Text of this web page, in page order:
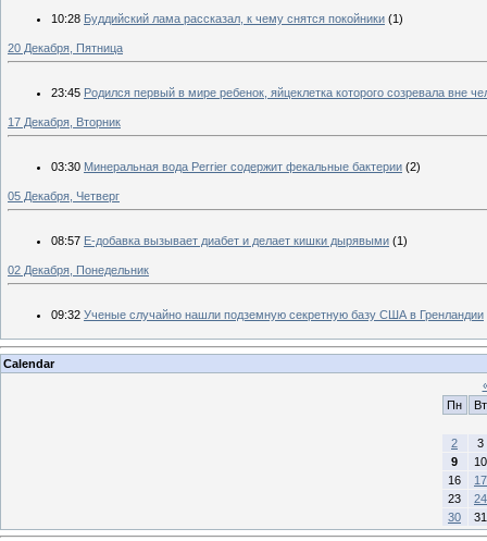
10:28 Буддийский лама рассказал, к чему снятся покойники (1)
20 Декабря, Пятница
23:45 Родился первый в мире ребенок, яйцеклетка которого созревала вне
17 Декабря, Вторник
03:30 Минеральная вода Perrier содержит фекальные бактерии (2)
05 Декабря, Четверг
08:57 Е-добавка вызывает диабет и делает кишки дырявыми (1)
02 Декабря, Понедельник
09:32 Ученые случайно нашли подземную секретную базу США в Гренландии
Calendar
Пн
Вт
2
3
9
10
16
17
23
24
30
31